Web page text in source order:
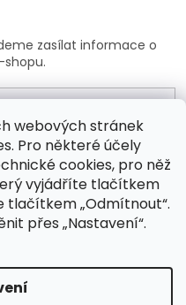
webových stránek
Pro některé účely
cookies, pro něž
vyjádříte tlačítkem
tlačítkem „Odmítnout“.
přes „Nastavení“.
zasílat informace o
obchodními podmínkami .